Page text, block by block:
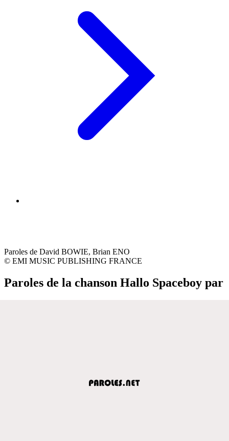
Paroles de David BOWIE, Brian ENO
© EMI MUSIC PUBLISHING FRANCE
Paroles de la chanson Hallo Spaceboy par